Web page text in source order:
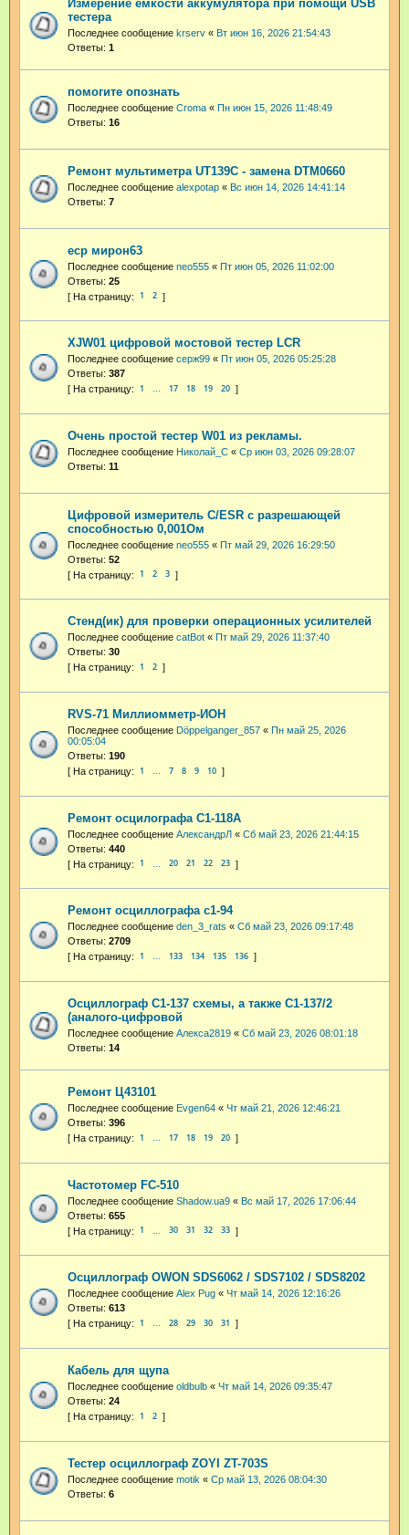
Измерение емкости аккумулятора при помощи USB
тестера
Последнее сообщение krserv « Вт июн 16, 2026 21:54:43
Ответы: 1
помогите опознать
Последнее сообщение Croma « Пн июн 15, 2026 11:48:49
Ответы: 16
Ремонт мультиметра UT139C - замена DTM0660
Последнее сообщение alexpotap « Вс июн 14, 2026 14:41:14
Ответы: 7
еср мирон63
Последнее сообщение neo555 « Пт июн 05, 2026 11:02:00
Ответы: 25
1 2
XJW01 цифровой мостовой тестер LCR
Последнее сообщение серж99 « Пт июн 05, 2026 05:25:28
Ответы: 387
1 … 17 18 19 20
Очень простой тестер W01 из рекламы.
Последнее сообщение Николай_С « Ср июн 03, 2026 09:28:07
Ответы: 11
Цифровой измеритель C/ESR с разрешающей
способностью 0,001Ом
Последнее сообщение neo555 « Пт май 29, 2026 16:29:50
Ответы: 52
1 2 3
Стенд(ик) для проверки операционных усилителей
Последнее сообщение catBot « Пт май 29, 2026 11:37:40
Ответы: 30
1 2
RVS-71 Миллиомметр-ИОН
Последнее сообщение Dӧppelganger_857 « Пн май 25, 2026
00:05:04
Ответы: 190
1 … 7 8 9 10
Ремонт осцилографа С1-118А
Последнее сообщение АлександрЛ « Сб май 23, 2026 21:44:15
Ответы: 440
1 20 21 22 23
Ремонт осциллографа с1-94
Последнее сообщение den_3_rats « Сб май 23, 2026 09:17:48
Ответы: 2709
1 … 133 134 135 136
Осциллограф С1-137 схемы, а также С1-137/2
(аналого-цифровой
Последнее сообщение Алекса2819 « Сб май 23, 2026 08:01:18
Ответы: 14
Ремонт Ц43101
Последнее сообщение Evgen64 « Чт май 21, 2026 12:46:21
Ответы: 396
1 … 17 18 19 20
Частотомер FC-510
Последнее сообщение Shadow.ua9 « Вс май 17, 2026 17:06:44
Ответы: 655
1 30 31 32 33
Осциллограф OWON SDS6062 / SDS7102 / SDS8202
Последнее сообщение Alex Pug « Чт май 14, 2026 12:16:26
Ответы: 613
1 … 28 29 30 31
Кабель для щупа
Последнее сообщение oldbulb « Чт май 14, 2026 09:35:47
Ответы: 24
1 2
Тестер осциллограф ZOYI ZT-703S
Последнее сообщение motik « Ср май 13, 2026 08:04:30
Ответы: 6